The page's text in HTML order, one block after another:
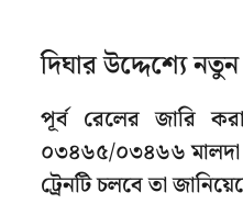
দিঘার উদ্দেশ্যে
পূর্ব রেলের জারি
০৩৪৬৫/০৩৪৬৬ মালদা
ট্রেনটি চলবে তা